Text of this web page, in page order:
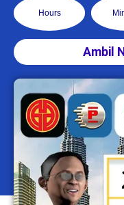
Hours
Ambil